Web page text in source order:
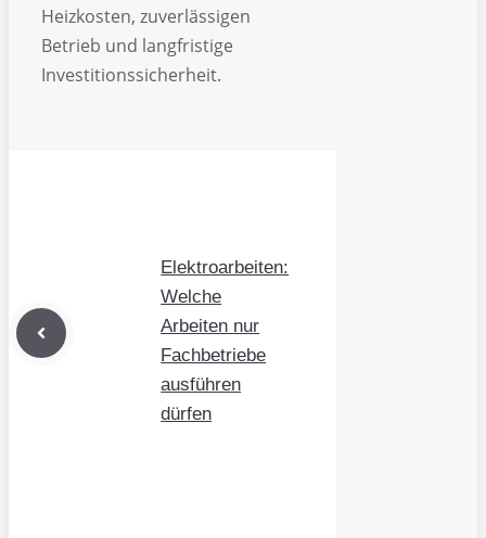
Heizkosten, zuverlässigen
Betrieb und langfristige
Investitionssicherheit.
Elektroarbeiten:
Welche
Arbeiten nur
Fachbetriebe
ausführen
dürfen